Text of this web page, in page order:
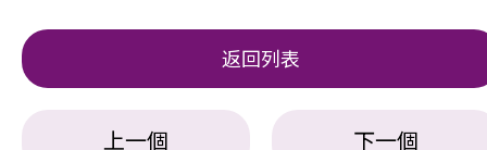
返回列表
上一個 下一個